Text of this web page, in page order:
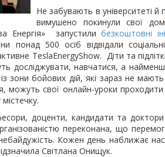
Не забувають в університеті й
вимушено покинули свої
Енергія» запустилибезкоштовні
понад 500 осіб відвідали
TeslaEnergyShow. Діти та
досліджувати, навчатися, а
із зони бойових дій, які зараз не
можуть свої онлайн-уроки проходити
доценти, кандидати та
переконана, що
Кожен день наближає
Світлана Онищук.